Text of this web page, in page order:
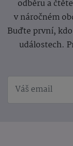
odběru a
v náročném
Buďte první,
událostech.